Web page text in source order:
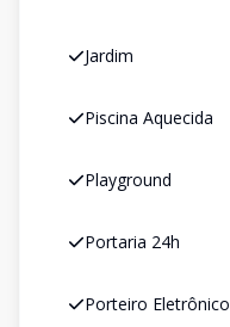
Jardim
Piscina Aquecida
Playground
Portaria 24h
Porteiro Eletrônico